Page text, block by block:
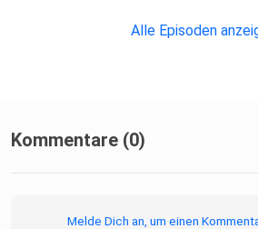
Alle Episoden
Kommentare (0)
Melde Dich an, um einen